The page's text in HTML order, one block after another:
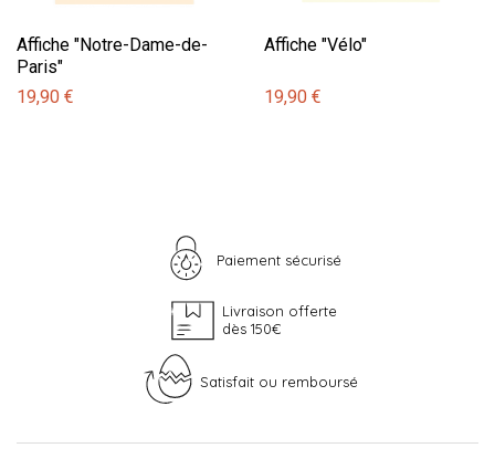
Affiche "Notre-Dame-de-
Paris"
19,90 €
Affiche "Vélo"
19,90 €
Paiement sécurisé
Livraison offerte
dès 150€
Satisfait ou remboursé